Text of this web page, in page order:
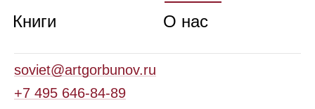
Книги
О нас
soviet@artgorbunov.ru
+7 495 646‑84‑89